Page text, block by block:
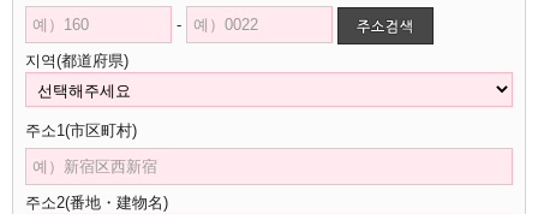
-
지역(都道府県)
주소1(市区町村)
주소2(番地・建物名)